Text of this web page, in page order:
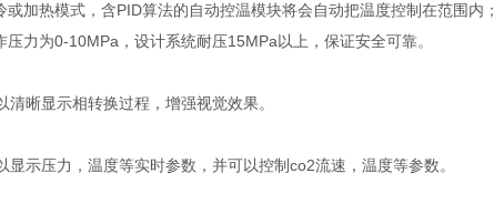
热模式，含PID算法的自动控温模块将会自动把温度控制在范围内；
为0-10MPa，设计系统耐压15MPa以上，保证安全可靠。
晰显示相转换过程，增强视觉效果。
压力，温度等实时参数，并可以控制co2流速，温度等参数。